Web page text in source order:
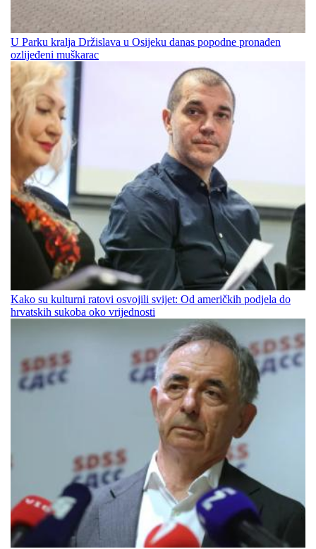
U Parku kralja Držislava u Osijeku danas popodne pronađen
ozlijeđeni muškarac
Kako su kulturni ratovi osvojili svijet: Od američkih podjela do
hrvatskih sukoba oko vrijednosti